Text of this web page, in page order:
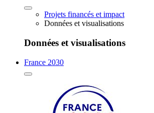
Projets financés et impact
Données et visualisations
Données et visualisations
France 2030